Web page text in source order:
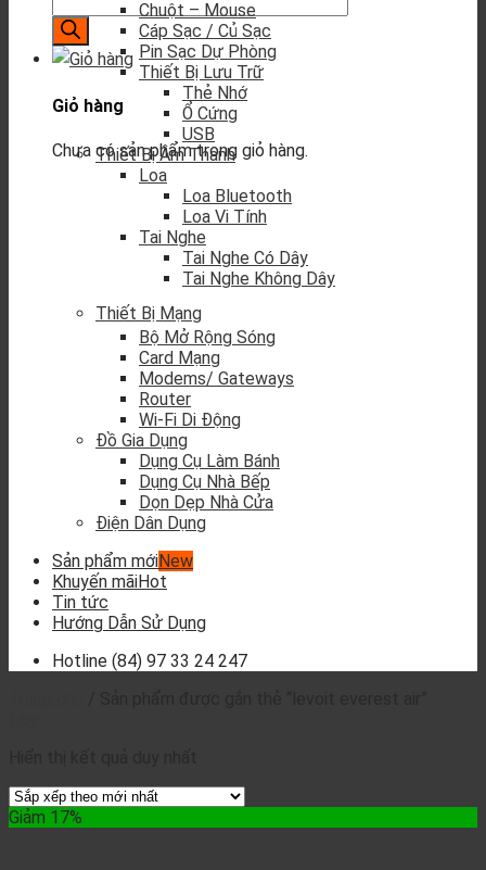
Giỏ hàng
Chưa có sản phẩm trong giỏ hàng.
Chuột – Mouse
Cáp Sạc / Củ Sạc
Pin Sạc Dự Phòng
Thiết Bị Lưu Trữ
Thẻ Nhớ
Ổ Cứng
USB
Thiết Bị Âm Thanh
Loa
Loa Bluetooth
Loa Vi Tính
Tai Nghe
Tai Nghe Có Dây
Tai Nghe Không Dây
Thiết Bị Mạng
Bộ Mở Rộng Sóng
Card Mạng
Modems/ Gateways
Router
Wi-Fi Di Động
Đồ Gia Dụng
Dụng Cụ Làm Bánh
Dụng Cụ Nhà Bếp
Dọn Dẹp Nhà Cửa
Điện Dân Dụng
Sản phẩm mới
Khuyến mãi
Tin tức
Hướng Dẫn Sử Dụng
Hotline (84) 97 33 24 247
Giảm 17%